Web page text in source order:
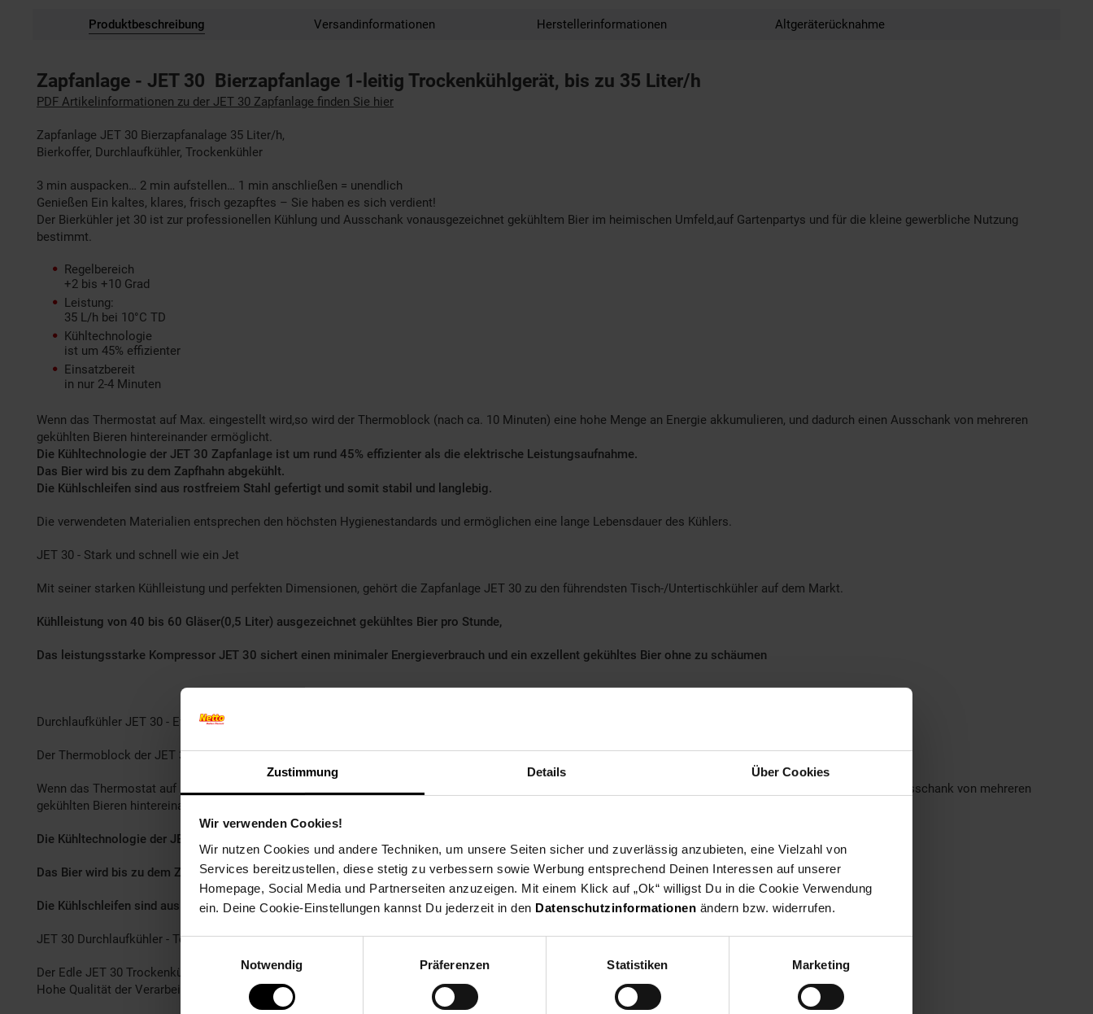
Zustimmung Details Über Cookies
Wir verwenden Cookies!
Wir nutzen Cookies und andere Techniken, um unsere Seiten sicher und zuverlässig anzubieten, eine Vielzahl von
Services bereitzustellen, diese stetig zu verbessern sowie Werbung entsprechend Deinen Interessen auf unserer
Homepage, Social Media und Partnerseiten anzuzeigen. Mit einem Klick auf „Ok“ willigst Du in die Cookie Verwendung
ein. Deine Cookie-Einstellungen kannst Du jederzeit in den Datenschutzinformationen ändern bzw. widerrufen.
Einwilligungsauswahl
Notwendig
Präferenzen Statistiken Marketing
Produktbeschreibung Versandinformationen Herstellerinformationen Altgeräterücknahme
Zapfanlage - JET 30 Bierzapfanlage 1-leitig Trockenkühlgerät, bis zu 35 Liter/h
PDF Artikelinformationen zu der JET 30 Zapfanlage finden Sie hier
Zapfanlage JET 30 Bierzapfanalage 35 Liter/h,
Bierkoffer, Durchlaufkühler, Trockenkühler
3 min auspacken… 2 min aufstellen… 1 min anschließen = unendlich
Genießen Ein kaltes, klares, frisch gezapftes – Sie haben es sich verdient!
Der Bierkühler jet 30 ist zur professionellen Kühlung und Ausschank vonausgezeichnet gekühltem Bier im heimischen Umfeld,auf Gartenpartys und für die kleine gewerbliche Nutzung
bestimmt.
Regelbereich
+2 bis +10 Grad
Leistung:
35 L/h bei 10°C TD
Kühltechnologie
ist um 45% effizienter
Einsatzbereit
in nur 2-4 Minuten
Wenn das Thermostat auf Max. eingestellt wird,so wird der Thermoblock (nach ca. 10 Minuten) eine hohe Menge an Energie akkumulieren, und dadurch einen Ausschank von mehreren
gekühlten Bieren hintereinander ermöglicht.
Die Kühltechnologie der JET 30 Zapfanlage ist um rund 45% effizienter als die elektrische Leistungsaufnahme.
Das Bier wird bis zu dem Zapfhahn abgekühlt.
Die Kühlschleifen sind aus rostfreiem Stahl gefertigt und somit stabil und langlebig.
Die verwendeten Materialien entsprechen den höchsten Hygienestandards und ermöglichen eine lange Lebensdauer des Kühlers.
JET 30 - Stark und schnell wie ein Jet
Mit seiner starken Kühlleistung und perfekten Dimensionen, gehört die Zapfanlage JET 30 zu den führendsten Tisch-/Untertischkühler auf dem Markt.
Kühlleistung von 40 bis 60 Gläser(0,5 Liter) ausgezeichnet gekühltes Bier pro Stunde,
Das leistungsstarke Kompressor JET 30 sichert einen minimaler Energieverbrauch und ein exzellent gekühltes Bier ohne zu schäumen
Durchlaufkühler JET 30 - Effizienz, Leistung, Genuss
Der Thermoblock der JET 30 Bierzapfanlage weist hohe Energiekapazität auf,somit kann bereits nach 2-4 min., ein perfekt gekühltes Bier gezapft werden.
Wenn das Thermostat auf Max. eingestellt wird, so wird der Thermoblock (nach ca. 10 Minuten) eine hohe Menge an Energie akkumulieren, und dadurch einen Ausschank von mehreren
gekühlten Bieren hintereinander ermöglicht.
Die Kühltechnologie der JET 30 Zapfanlage ist um rund 45% effizienter als die elektrische Leistungsaufnahme.
Das Bier wird bis zu dem Zapfhahn abgekühlt.
Die Kühlschleifen sind aus rostfreiem Stahl gefertigt und somit stabil und langlebig
JET 30 Durchlaufkühler - Technische Daten
Der Edle JET 30 Trockenkühler mit einem Gewicht von nur 14,5 kg ist mit einer 7mm Leitung ausgestattet.
Hohe Qualität der Verarbeitung und Verpackung